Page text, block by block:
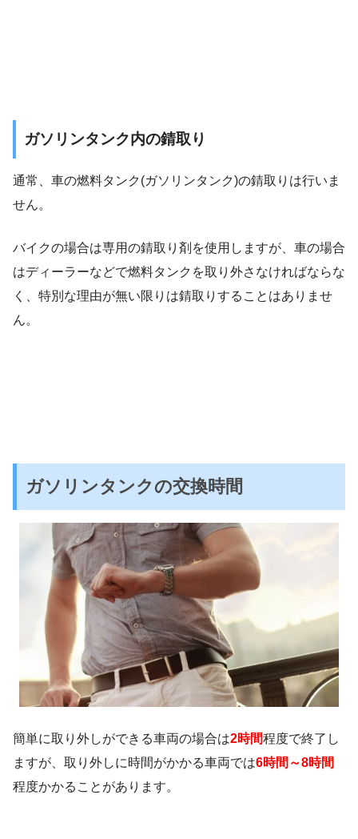
ガソリンタンク内の錆取り
通常、車の燃料タンク(ガソリンタンク)の錆取りは行いま
せん。
バイクの場合は専用の錆取り剤を使用しますが、車の場合
はディーラーなどで燃料タンクを取り外さなければならな
く、特別な理由が無い限りは錆取りすることはありませ
ん。
ガソリンタンクの交換時間
簡単に取り外しができる車両の場合は2時間程度で終了し
ますが、取り外しに時間がかかる車両では6時間～8時間
程度かかることがあります。